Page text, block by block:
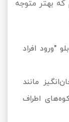
که بهتر متوجه
"ورود افراد
مانند
اطراف